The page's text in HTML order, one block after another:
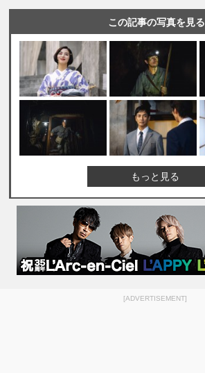
この記事の写真を見る
もっと見る
[ADVERTISEMENT]